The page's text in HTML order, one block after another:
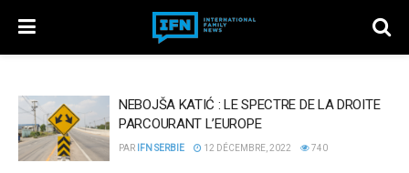
NEBOJŠA KATIĆ : LE SPECTRE DE LA DROITE
PARCOURANT L’EUROPE
PAR IFN SERBIE 12 DÉCEMBRE, 2022 740